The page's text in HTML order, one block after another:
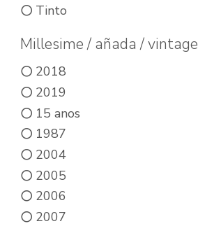
Tinto
Millesime / añada / vintage
2018
2019
15 anos
1987
2004
2005
2006
2007